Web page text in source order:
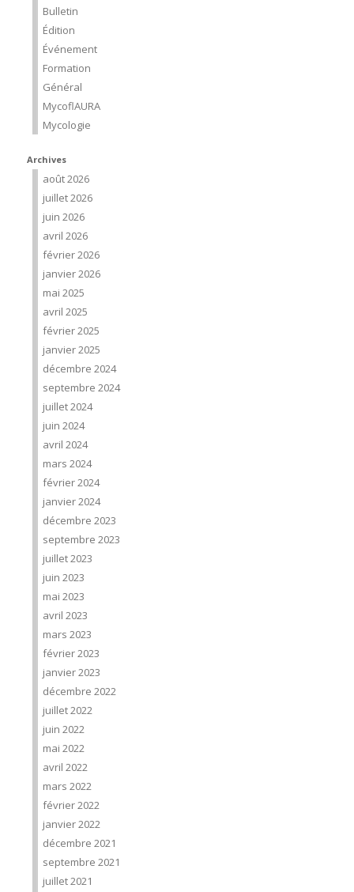
Bulletin
Édition
Événement
Formation
Général
MycoflAURA
Mycologie
Archives
août 2026
juillet 2026
juin 2026
avril 2026
février 2026
janvier 2026
mai 2025
avril 2025
février 2025
janvier 2025
décembre 2024
septembre 2024
juillet 2024
juin 2024
avril 2024
mars 2024
février 2024
janvier 2024
décembre 2023
septembre 2023
juillet 2023
juin 2023
mai 2023
avril 2023
mars 2023
février 2023
janvier 2023
décembre 2022
juillet 2022
juin 2022
mai 2022
avril 2022
mars 2022
février 2022
janvier 2022
décembre 2021
septembre 2021
juillet 2021